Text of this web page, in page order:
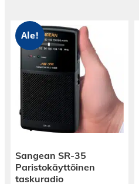
Ale!
Sangean SR-35
Paristokäyttöinen
taskuradio